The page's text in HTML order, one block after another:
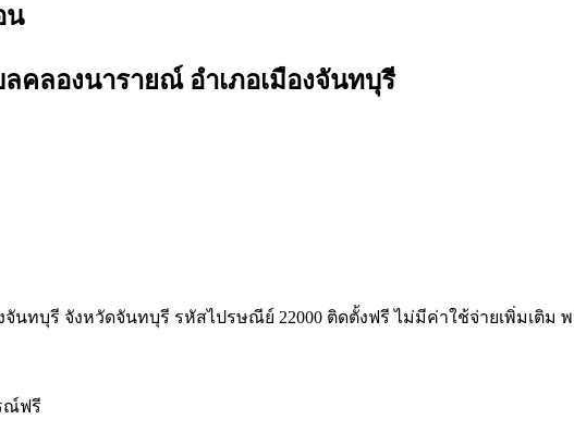
น
ลองนารายณ์ อำเภอเมืองจันทบุรี
จันทบุรี จังหวัดจันทบุรี รหัสไปรษณีย์ 22000 ติดตั้งฟรี ไม่มีค่าใช้จ่ายเพิ่มเติ
ณ์ฟรี